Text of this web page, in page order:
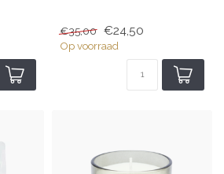
€35,00 €24,50
Op voorraad